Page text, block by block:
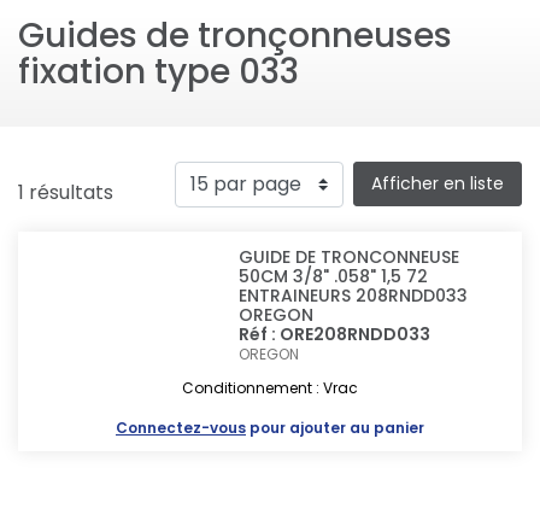
Guides de tronçonneuses
fixation type 033
1 résultats Afficher en liste
GUIDE DE TRONCONNEUSE
50CM 3/8" .058" 1,5 72
ENTRAINEURS 208RNDD033
OREGON
Réf : ORE208RNDD033
OREGON
Conditionnement : Vrac
Connectez-vous pour ajouter au panier